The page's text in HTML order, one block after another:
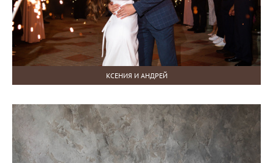
КСЕНИЯ И АНДРЕЙ